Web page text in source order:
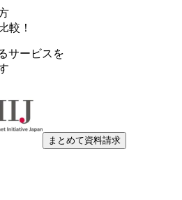
較！
サービスを
まとめて資料請求